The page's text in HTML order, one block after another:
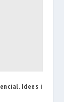
Idees i